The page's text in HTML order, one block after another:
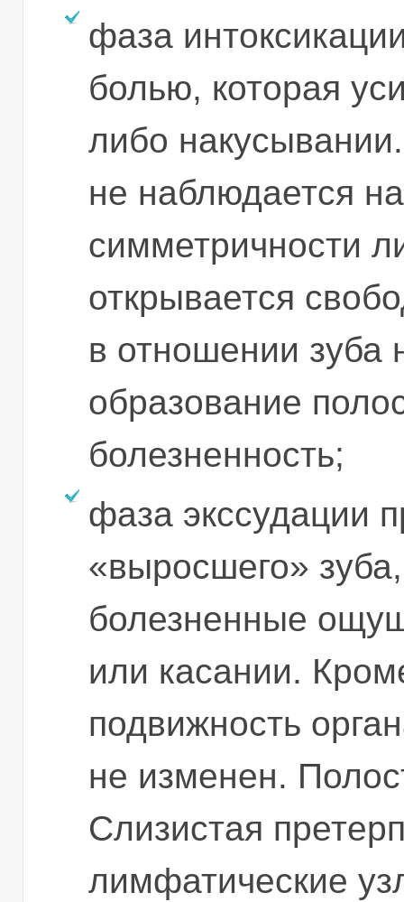
фаза
болью, которая
либо
не наблюдается
симметричности
открывается
в отношении зуба
образование
болезненность;
фаза экссудации
«выросшего»
болезненные
или касании.
подвижность
не изменен.
Слизистая
лимфатические